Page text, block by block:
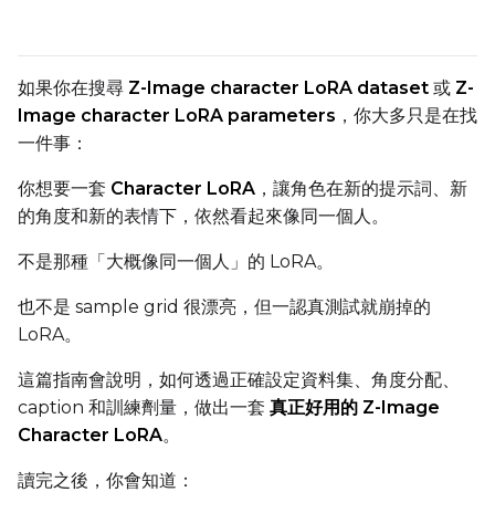
Toggle Compile Model
Compile Model
TARGET
Target Type
LoRA
SAVE
如果你在搜尋 Z-Image character LoRA dataset 或 Z-
Image character LoRA parameters ，你大多只是在找
一件事：
你想要一套 Character LoRA ，讓角色在新的提示詞、新
的角度和新的表情下，依然看起來像同一個人。
不是那種「大概像同一個人」的 LoRA。
也不是 sample grid 很漂亮，但一認真測試就崩掉的
LoRA。
這篇指南會說明，如何透過正確設定資料集、角度分配、
caption 和訓練劑量，做出一套 真正好用的 Z-Image
Character LoRA。
讀完之後，你會知道：